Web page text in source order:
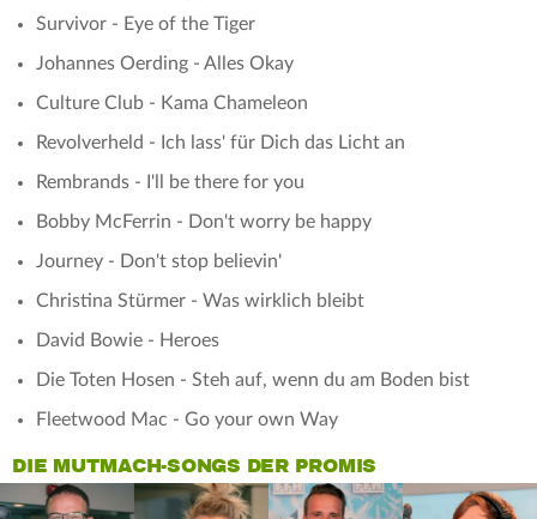
Survivor - Eye of the Tiger
Johannes Oerding - Alles Okay
Culture Club - Kama Chameleon
Revolverheld - Ich lass' für Dich das Licht an
Rembrands - I'll be there for you
Bobby McFerrin - Don't worry be happy
Journey - Don't stop believin'
Christina Stürmer - Was wirklich bleibt
David Bowie - Heroes
Die Toten Hosen - Steh auf, wenn du am Boden bist
Fleetwood Mac - Go your own Way
DIE MUTMACH-SONGS DER PROMIS